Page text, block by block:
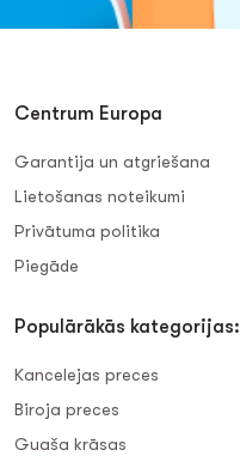
Centrum Europa
Garantija un atgriešana
Lietošanas noteikumi
Privātuma politika
Piegāde
Populārākās kategorijas:
Kancelejas preces
Biroja preces
Guaša krāsas